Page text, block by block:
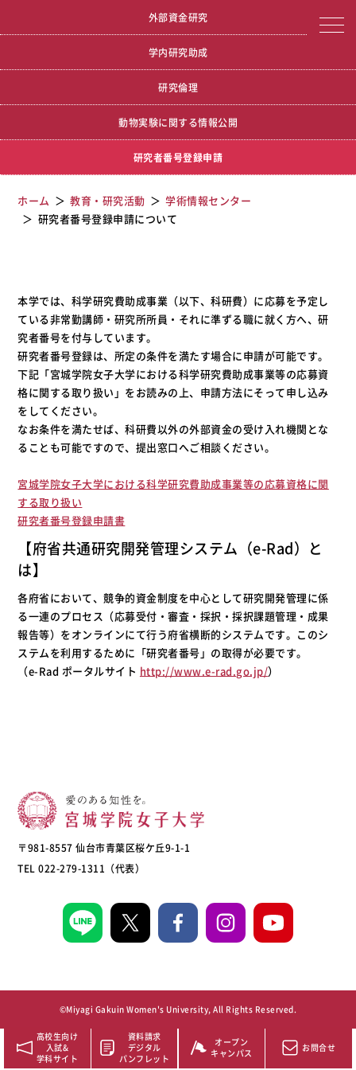
研究者番号登録申請について
外部資金研究
学内研究助成
研究倫理
動物実験に関する情報公開
研究者番号登録申請
ホーム 教育・研究活動
学術情報センター
研究者番号登録申請について
本学では、科学研究費助成事業（以下、科研費）に応募を予定し
ている非常勤講師・研究所所員・それに準ずる職に就く方へ、研
究者番号を付与しています。
研究者番号登録は、所定の条件を満たす場合に申請が可能です。
下記「宮城学院女子大学における科学研究費助成事業等の応募資
格に関する取り扱い」をお読みの上、申請方法にそって申し込み
をしてください。
なお条件を満たせば、科研費以外の外部資金の受け入れ機関とな
ることも可能ですので、提出窓口へご相談ください。
宮城学院女子大学における科学研究費助成事業等の応募資格に関
する取り扱い
研究者番号登録申請書
【府省共通研究開発管理システム（e-Rad）と
は】
各府省において、競争的資金制度を中心として研究開発管理に係
る一連のプロセス（応募受付・審査・採択・採択課題管理・成果
報告等）をオンラインにて行う府省横断的システムです。このシ
ステムを利用するために「研究者番号」の取得が必要です。
（e-Rad ポータルサイト http://www.e-rad.go.jp/）
〒981-8557 仙台市青葉区桜ケ丘9-1-1
TEL 022-279-1311（代表）
©Miyagi Gakuin Women's University, All Rights Reserved.
高校生向け
入試&
学科サイト
資料請求
デジタル
パンフレット
オープン
キャンパス
お問合せ